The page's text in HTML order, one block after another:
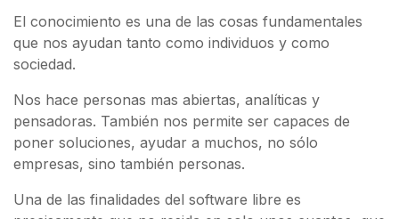
El conocimiento es una de las cosas fundamentales
que nos ayudan tanto como individuos y como
sociedad.
Nos hace personas mas abiertas, analíticas y
pensadoras. También nos permite ser capaces de
poner soluciones, ayudar a muchos, no sólo
empresas, sino también personas.
Una de las finalidades del software libre es